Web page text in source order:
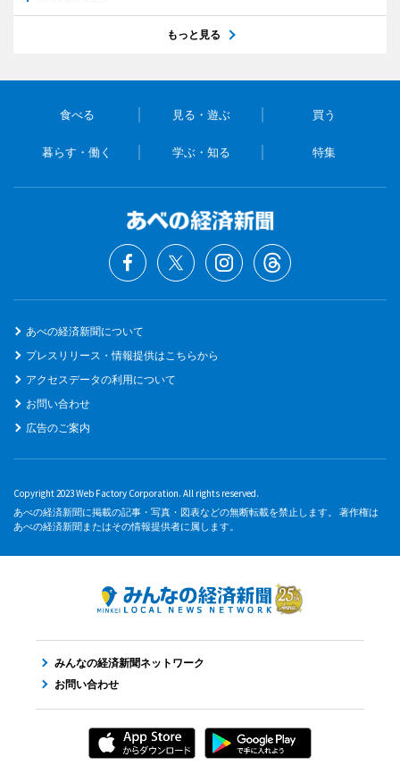
もっと見る
食べる 見る・遊ぶ 買う
暮らす・働く 学ぶ・知る 特集
あべの経済新聞について
プレスリリース・情報提供はこちらから
アクセスデータの利用について
お問い合わせ
広告のご案内
Copyright 2023 Web Factory Corporation. All rights reserved.
あべの経済新聞に掲載の記事・写真・図表などの無断転載を禁止します。 著作権は
あべの経済新聞またはその情報提供者に属します。
みんなの経済新聞ネットワーク
お問い合わせ